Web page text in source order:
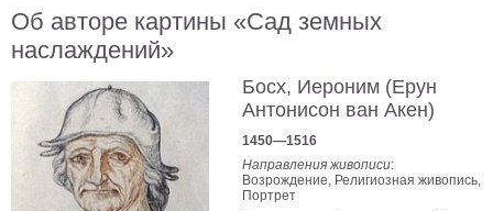
все
Багетная
мастерская
Об авторе картины «Сад земных
наслаждений»
Босх, Иероним (Ерун
Антонисон ван Акен)
1450—1516
Направления живописи:
Возрождение, Религиозная живопись,
Портрет